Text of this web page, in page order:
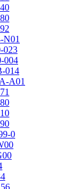
N01
023
004
014
A01
0